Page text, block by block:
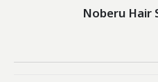
Noberu Hair